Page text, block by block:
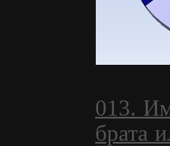
013.
брата